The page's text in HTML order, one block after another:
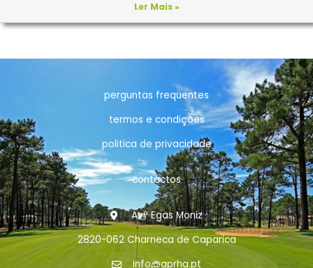
Ler Mais »
perguntas frequentes
termos e condições
politica de privacidade
contactos
Avª Egas Moniz
2820-062 Charneca de Caparica
info@aprha.pt